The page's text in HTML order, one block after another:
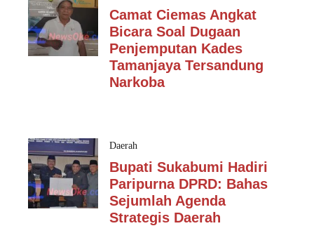
Camat Ciemas Angkat
Bicara Soal Dugaan
Penjemputan Kades
Tamanjaya Tersandung
Narkoba
Daerah
Bupati Sukabumi Hadiri
Paripurna DPRD: Bahas
Sejumlah Agenda
Strategis Daerah